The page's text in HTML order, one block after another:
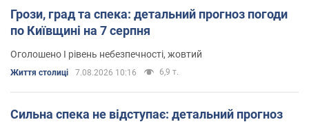
Грози, град та спека: детальний прогноз погоди
по Київщині на 7 серпня
Оголошено І рівень небезпечності, жовтий
Життя столиці 7.08.2026 10:16 6,9 т.
Сильна спека не відступає: детальний прогноз